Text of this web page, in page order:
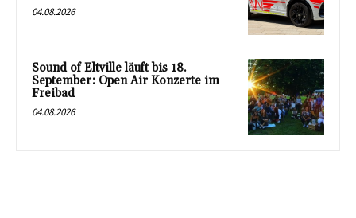
04.08.2026
Sound of Eltville läuft bis 18.
September: Open Air Konzerte im
Freibad
04.08.2026